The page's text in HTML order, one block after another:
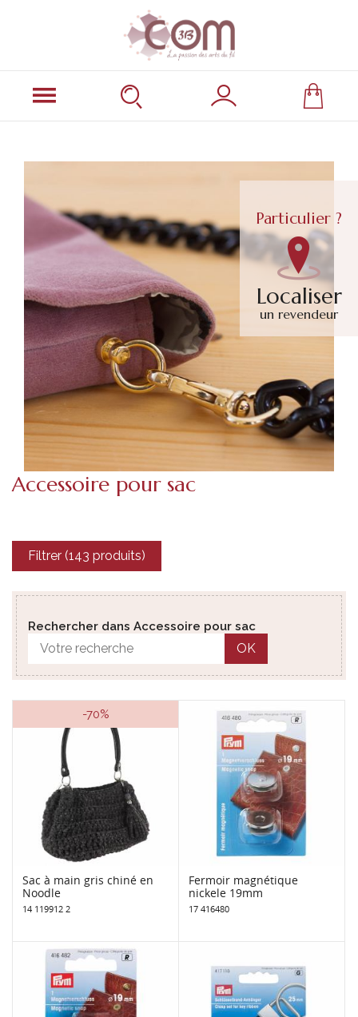
Particulier ?
Localiser
un revendeur
Accessoire pour sac
Filtrer (143 produits)
Rechercher dans Accessoire pour sac
OK
-70%
Sac à main gris chiné en
Noodle
14 119912 2
Fermoir magnétique
nickele 19mm
17 416480